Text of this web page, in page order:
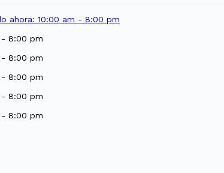
ahora: 10:00 am - 8:00 pm
- 8:00 pm
- 8:00 pm
- 8:00 pm
- 8:00 pm
- 8:00 pm